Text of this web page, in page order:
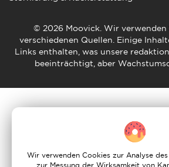
© 2026 Moovick. Wir verwenden
verschiedenen Quellen. Einige
Links enthalten, was unsere
beeinträchtigt, aber
Wir verwenden Cookies zur Analyse
zur Messung der Wirksamkeit von